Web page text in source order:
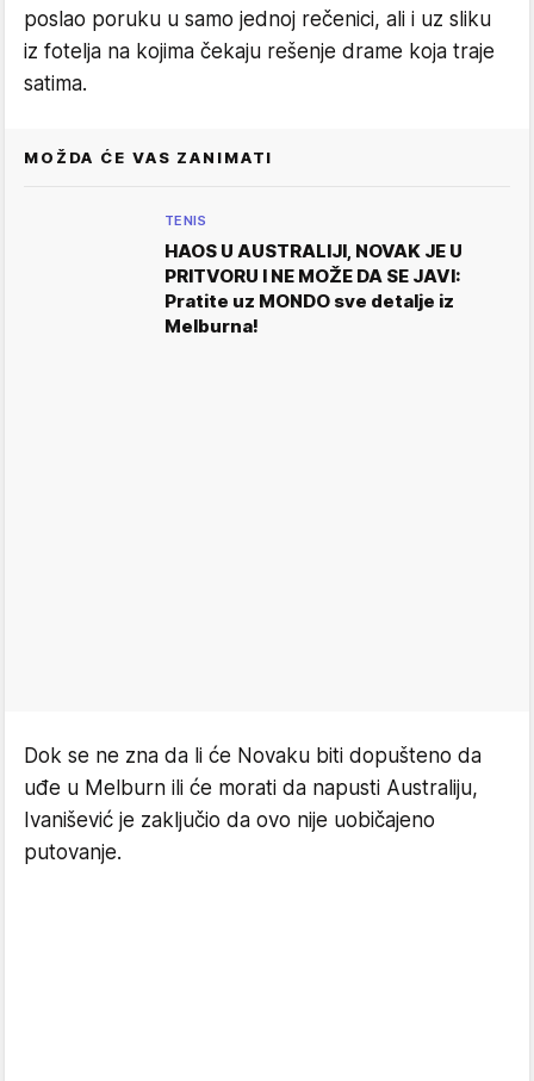
poslao poruku u samo jednoj rečenici, ali i uz sliku
iz fotelja na kojima čekaju rešenje drame koja traje
satima.
MOŽDA ĆE VAS ZANIMATI
TENIS
HAOS U AUSTRALIJI, NOVAK JE U
PRITVORU I NE MOŽE DA SE JAVI:
Pratite uz MONDO sve detalje iz
Melburna!
Dok se ne zna da li će Novaku biti dopušteno da
uđe u Melburn ili će morati da napusti Australiju,
Ivanišević je zaključio da ovo nije uobičajeno
putovanje.